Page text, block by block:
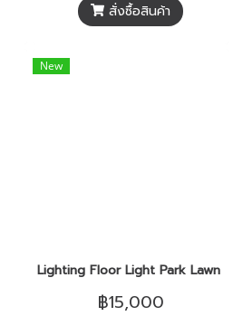
สั่งซื้อสินค้า
New
Lighting Floor Light Park Lawn
฿15,000